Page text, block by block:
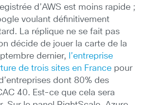
d’AWS est moins rapide ;
voulant définitivement
La réplique ne se fait pas
décide de jouer la carte de la
dernier,
l’entreprise
de trois sites en France pour
dont 80% des
40. Est-ce que cela sera